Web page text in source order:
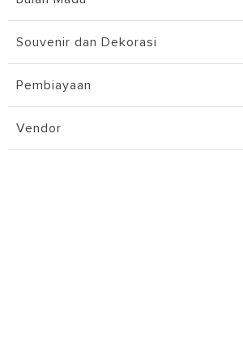
Souvenir dan Dekorasi
Pembiayaan
Vendor